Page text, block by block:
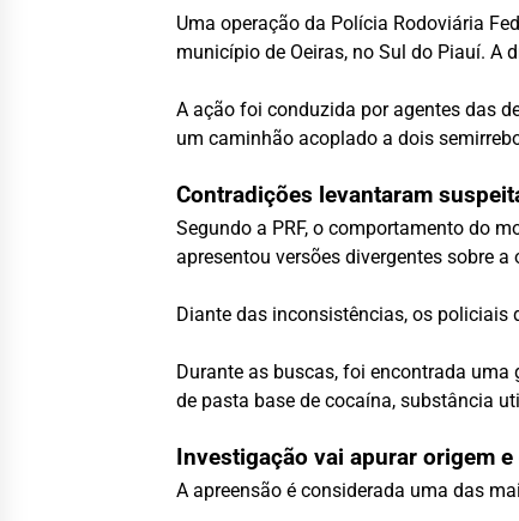
Uma operação da Polícia Rodoviária
município de Oeiras, no Sul do Piauí. A
A ação foi conduzida por agentes das
um caminhão acoplado a dois
Contradições levantaram
Segundo a PRF, o comportamento do
apresentou versões divergentes sobre
Diante das inconsistências, os
Durante as buscas, foi encontrada
de pasta base de cocaína, substância
Investigação vai apurar origem
A apreensão é considerada uma das